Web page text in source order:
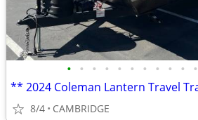
• • • • • • • • • • •
** 2024 Coleman Lantern Travel
8/4 CAMBRIDGE